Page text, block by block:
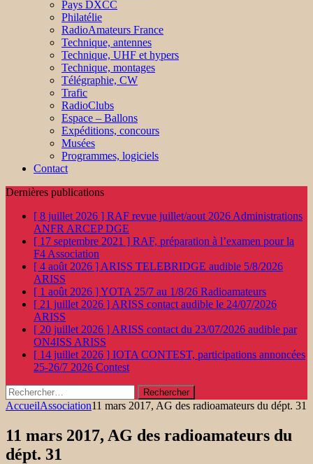
Pays DXCC
Philatélie
RadioAmateurs France
Technique, antennes
Technique, UHF et hypers
Technique, montages
Télégraphie, CW
Trafic
RadioClubs
Espace – Ballons
Expéditions, concours
Musées
Programmes, logiciels
Contact
Dernières publications
[ 8 juillet 2026 ] RAF revue juillet/aout 2026 Administrations
ANFR ARCEP DGE
[ 17 septembre 2021 ] RAF, préparation à l’examen pour la
F4 Association
[ 4 août 2026 ] ARISS TELEBRIDGE audible 5/8/2026
ARISS
[ 1 août 2026 ]YOTA 25/7 au 1/8/26 Radioamateurs
[ 21 juillet 2026 ] ARISS contact audible le 24/07/2026
ARISS
[ 20 juillet 2026 ] ARISS contact du 23/07/2026 audible par
ON4ISS ARISS
[ 14 juillet 2026 ] IOTA CONTEST, participations annoncées
25-26/7 2026 Contest
Rechercher :
AccueilAssociation11 mars 2017, AG des radioamateurs du dépt. 31
11 mars 2017, AG des radioamateurs du
dépt. 31